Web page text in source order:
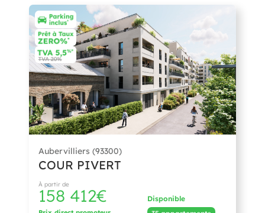
Aubervilliers (93300)
COUR PIVERT
À partir de
158 412€
Disponible